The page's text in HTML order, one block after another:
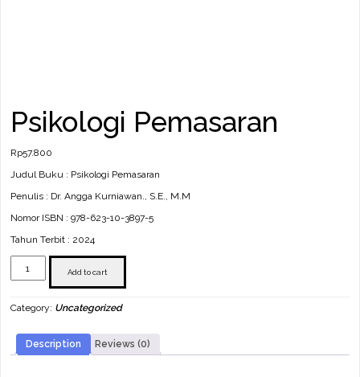
Psikologi Pemasaran
Rp57.800
Judul Buku : Psikologi Pemasaran
Penulis : Dr. Angga Kurniawan., S.E., M.M
Nomor ISBN : 978-623-10-3897-5
Tahun Terbit : 2024
Pemasaran
Add to cart
Category: Uncategorized
Description Reviews (0)